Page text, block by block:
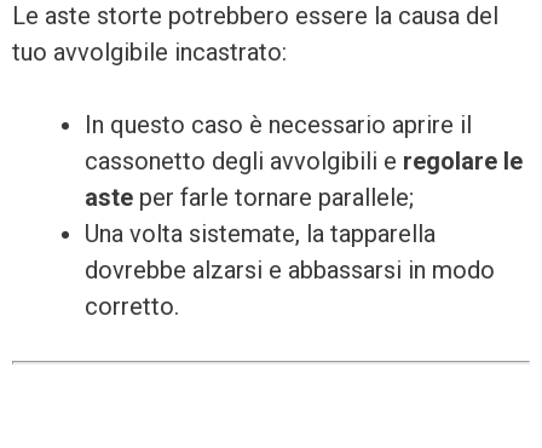
Le aste storte potrebbero essere la causa del
tuo avvolgibile incastrato:
In questo caso è necessario aprire il
cassonetto degli avvolgibili e regolare le
aste per farle tornare parallele;
Una volta sistemate, la tapparella
dovrebbe alzarsi e abbassarsi in modo
corretto.